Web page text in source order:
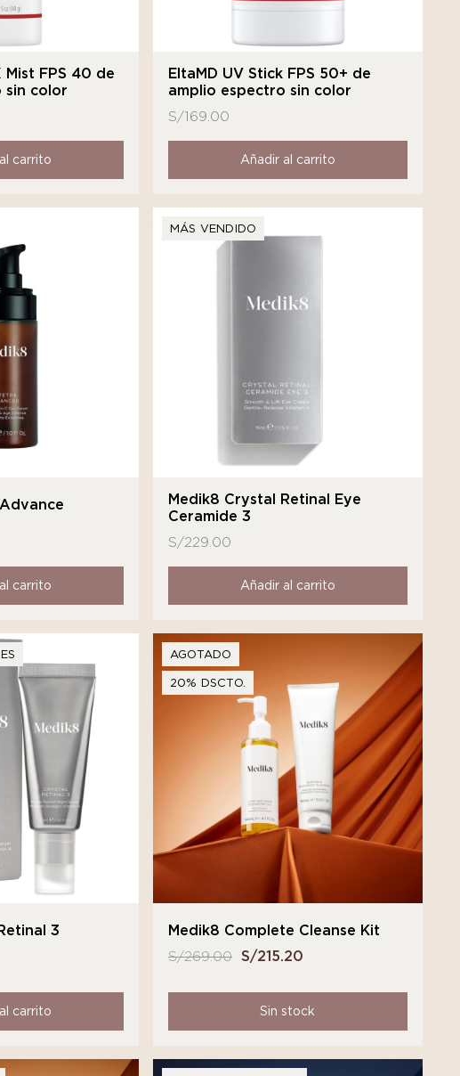
Mist FPS 40 de
sin color
carrito
EltaMD UV Stick FPS 50+ de
amplio espectro sin color
S/169.00
Añadir al carrito
carrito
MÁS VENDIDO
Medik8 Crystal Retinal Eye
Ceramide 3
S/229.00
Añadir al carrito
3
carrito
AGOTADO
20% DSCTO.
Medik8 Complete Cleanse Kit
S/269.00 El
era:
S/215.20
es:
Sin stock